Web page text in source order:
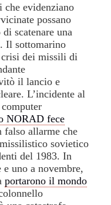
che evidenziano
possano
scatenare una
Il sottomarino
dei missili di
il lancio e
L’incidente al
NORAD fece
falso allarme che
sovietico
del 1983. In
uno a novembre,
portarono il mondo